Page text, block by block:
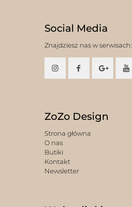
Social Media
Znajdziesz nas w serwisach:
ZoZo Design
Strona główna
O nas
Butiki
Kontakt
Newsletter